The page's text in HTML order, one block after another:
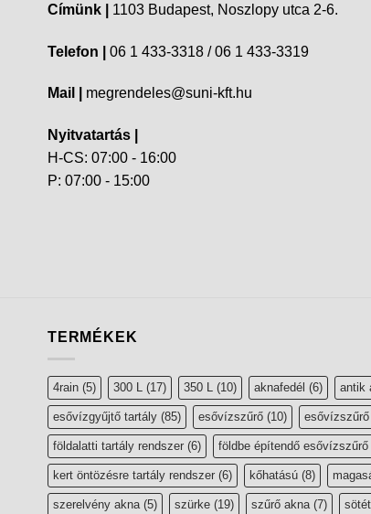
Címünk | 1103 Budapest, Noszlopy utca 2-6.
Telefon | 06 1 433-3318 / 06 1 433-3319
Mail | megrendeles@suni-kft.hu
Nyitvatartás |
H-CS: 07:00 - 16:00
P: 07:00 - 15:00
TERMÉKEK
4rain (5) 300 L (17) 350 L (10) aknafedél (6) antik
esővízgyűjtő tartály (85) esővízszűrő (10)
földalatti tartály rendszer (6) földbe építendő esővízszűrő
kert öntözésre tartály rendszer (6) kőhatású (8)
szerelvény akna(5) szürke (19) szűrő akna(7)